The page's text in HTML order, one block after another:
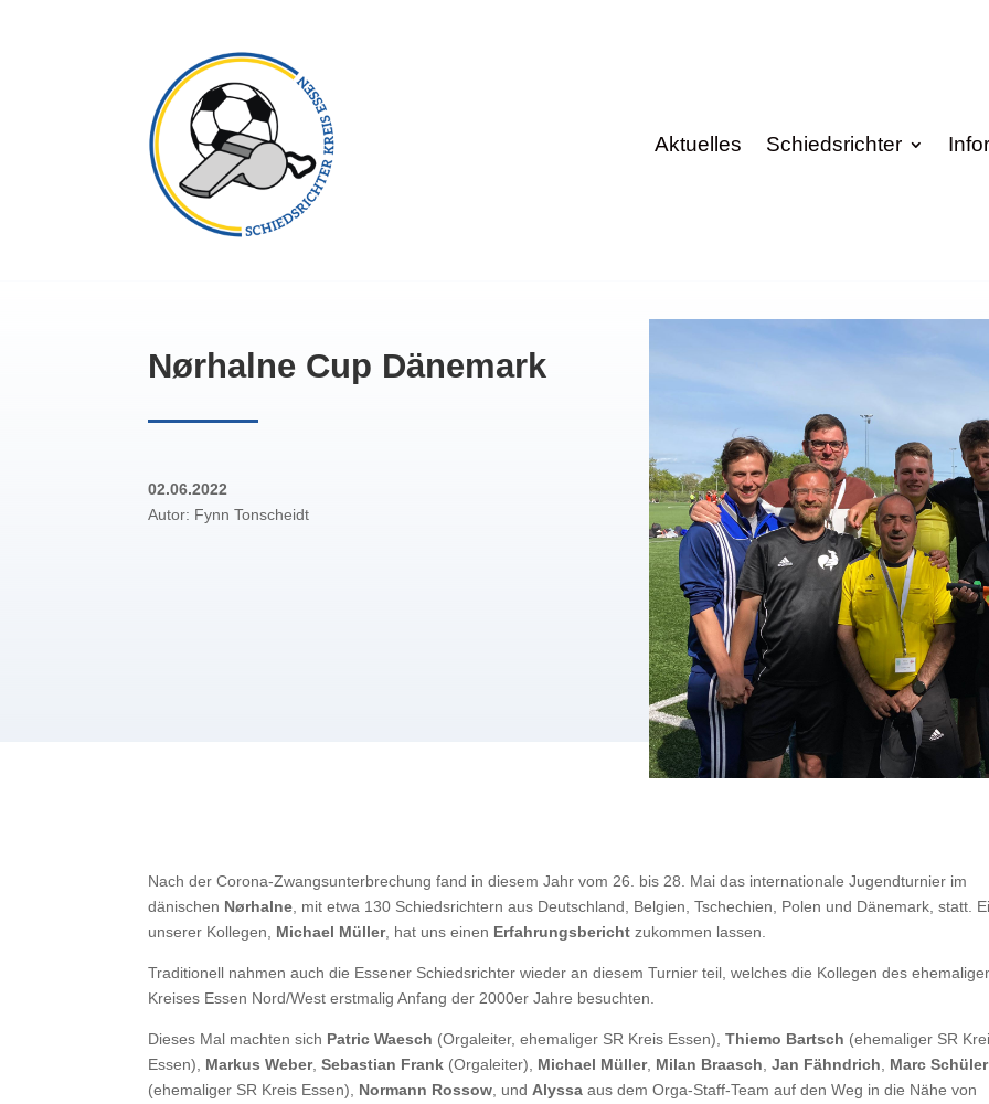
Aktuelles Schiedsrichter
Nørhalne Cup Dänemark
02.06.2022
Autor: Fynn Tonscheidt
Nach der Corona-Zwangsunterbrechung fand in diesem Jahr vom 26. bis 28. Mai das internationale Jugendturnier im
dänischen Nørhalne , mit etwa 130 Schiedsrichtern aus Deutschland, Belgien, Tschechien, Polen und Dänemark, statt.
unserer Kollegen, Michael Müller, hat uns einen Erfahrungsbericht zukommen lassen.
Traditionell nahmen auch die Essener Schiedsrichter wieder an diesem Turnier teil, welches die Kollegen des
Kreises Essen Nord/West erstmalig Anfang der 2000er Jahre besuchten.
Dieses Mal machten sich Patric Waesch (Orgaleiter, ehemaliger SR Kreis Essen),Thiemo Bartsch (ehemaliger SR
Essen), Markus Weber,Sebastian Frank (Orgaleiter), Michael Müller, Milan Braasch ,Jan Fähndrich
Marc Schüler
(ehemaliger SR Kreis Essen), Normann Rossow , und Alyssa aus dem Orga-Staff-Team auf den Weg in die Nähe von